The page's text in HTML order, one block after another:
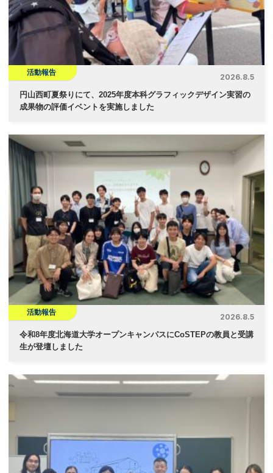
ョ
ン
活動報告
2026.8.5
円山西町夏祭りにて、2025年度本科グラフィックデザイン実習の
成果物の評価イベントを実施しました
活動報告
2026.8.5
令和8年度北海道大学オープンキャンパスにCoSTEPの教員と受講
生が登壇しました